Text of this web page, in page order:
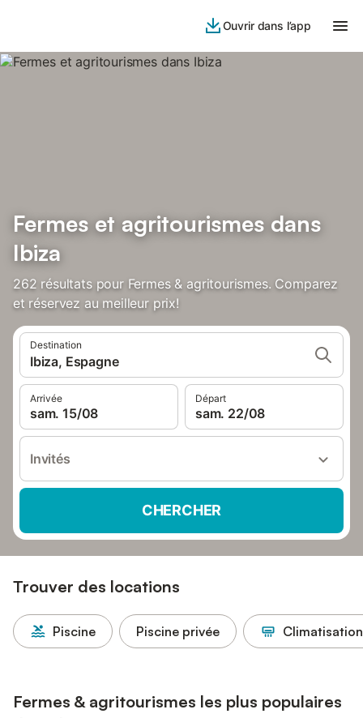
Ouvrir dans l’app
Fermes et agritourismes dans
Ibiza
262 résultats pour Fermes & agritourismes. Comparez
et réservez au meilleur prix!
Destination
Ibiza, Espagne
Arrivée
sam. 15/08
Départ
sam. 22/08
Invités
CHERCHER
Trouver des locations
Piscine Piscine privée Climatisation
Fermes & agritourismes les plus populaires